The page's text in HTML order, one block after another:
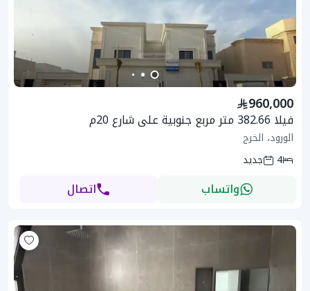
960,000
فيلا 382.66 متر مربع جنوبية على شارع 20م
الورود، الخرج
4
جديد
واتساب اتصال